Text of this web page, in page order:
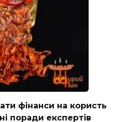
фінанси на користь
поради експертів